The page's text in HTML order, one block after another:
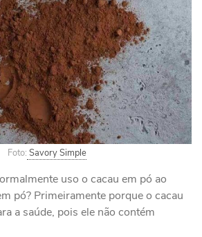
Foto: Savory Simple
uso o cacau em pó ao
pó? Primeiramente porque o cacau
a saúde, pois ele não contém